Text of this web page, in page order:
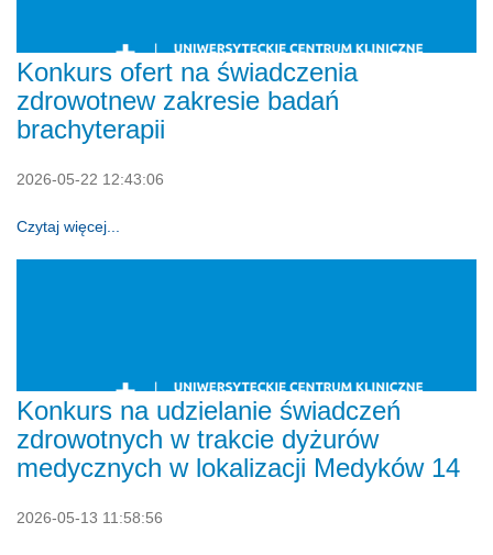
Konkurs ofert na świadczenia
zdrowotnew zakresie badań
brachyterapii
2026-05-22 12:43:06
Czytaj więcej...
Konkurs na udzielanie świadczeń
zdrowotnych w trakcie dyżurów
medycznych w lokalizacji Medyków 14
2026-05-13 11:58:56